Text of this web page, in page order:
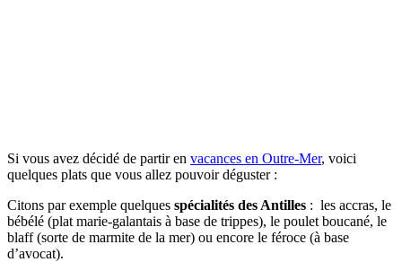
Si vous avez décidé de partir en vacances en Outre-Mer, voici
quelques plats que vous allez pouvoir déguster :
Citons par exemple quelques spécialités des Antilles : les accras, le
bébélé (plat marie-galantais à base de trippes), le poulet boucané, le
blaff (sorte de marmite de la mer) ou encore le féroce (à base
d’avocat).